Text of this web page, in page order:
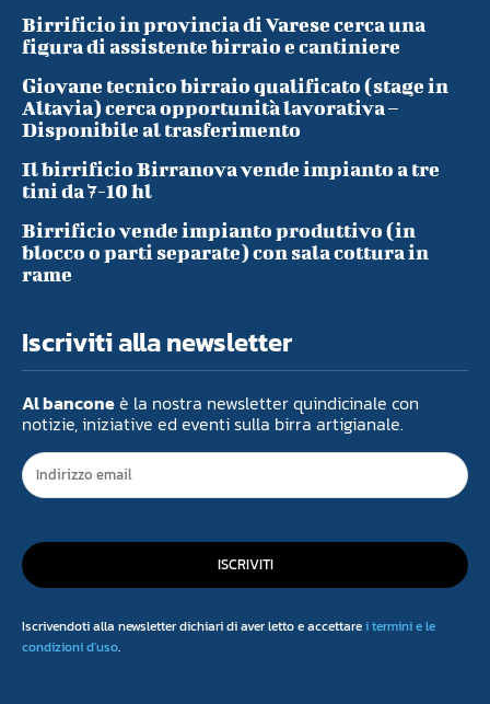
Birrificio in provincia di Varese cerca una
figura di assistente birraio e cantiniere
Giovane tecnico birraio qualificato (stage in
Altavia) cerca opportunità lavorativa –
Disponibile al trasferimento
Il birrificio Birranova vende impianto a tre
tini da 7-10 hl
Birrificio vende impianto produttivo (in
blocco o parti separate) con sala cottura in
rame
Iscriviti alla newsletter
Al banconeè la nostra newsletter quindicinale con
notizie, iniziative ed eventi sulla birra artigianale.
ISCRIVITI
Iscrivendoti alla newsletter dichiari di aver letto e accettarei termini e le
condizioni d'uso.